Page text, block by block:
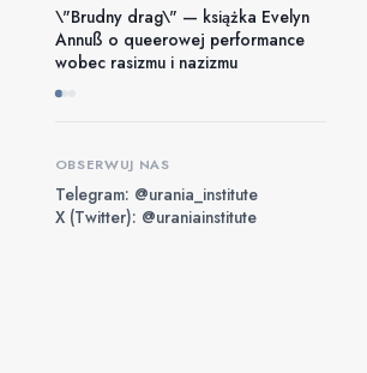
\"Brudny drag\" — książka Evelyn
Annuß o queerowej performance
wobec rasizmu i nazizmu
OBSERWUJ NAS
Telegram: @urania_institute
X (Twitter): @uraniainstitute